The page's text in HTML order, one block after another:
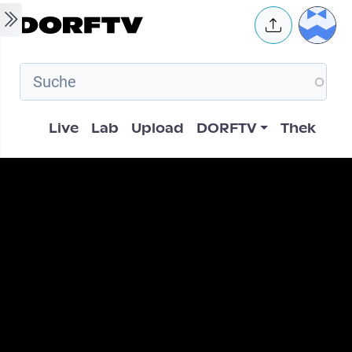
Skip to main content User
Hauptnavigation
Live Lab Upload DORFTV Thek